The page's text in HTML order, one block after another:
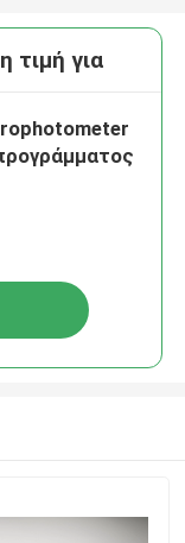
τιμή για